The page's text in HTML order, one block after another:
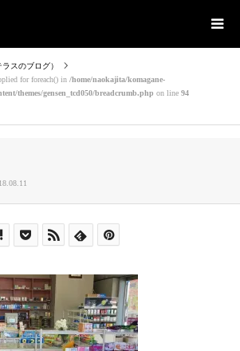
スのブログ）
for foreach() in /home/naokajita/komagane-
themes/gensen_tcd050/breadcrumb.php on line 94